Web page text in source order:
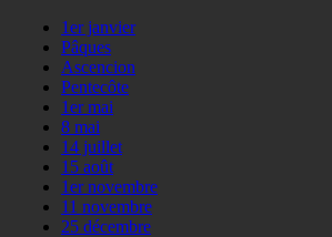
1er janvier
Pâques
Ascencion
Pentecôte
1er mai
8 mai
14 juillet
15 août
1er novembre
11 novembre
25 décembre